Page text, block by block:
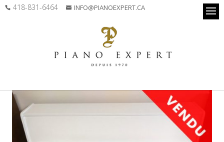
418-831-6464 INFO@PIANOEXPERT.CA